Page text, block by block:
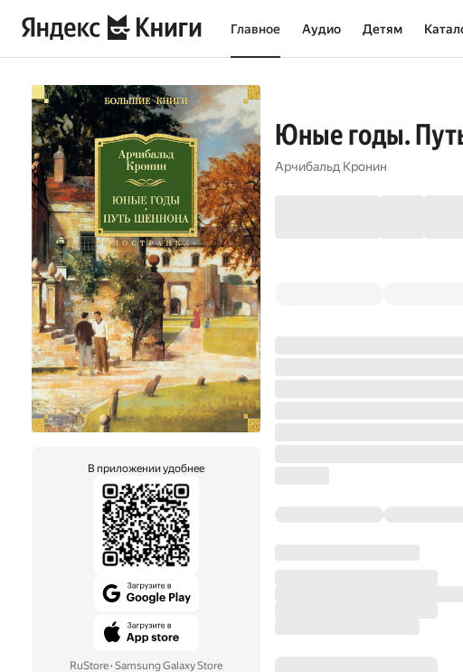
Главное Аудио Детям
В приложении удобнее
RuStore· Samsung Galaxy Store
Юные годы.
Арчибальд Кронин